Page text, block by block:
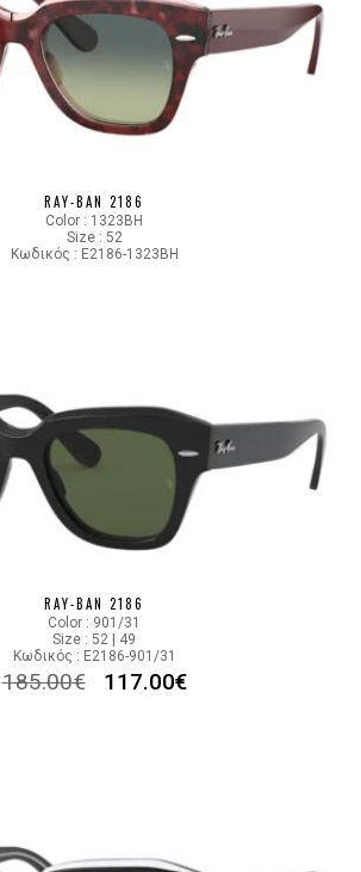
RAY-BAN 2186
Color : 1323BH
Size : 52
Κωδικός : E2186-1323BH
RAY-BAN 2186
Color : 901/31
Size : 52 | 49
Κωδικός : E2186-901/31
185.00€ 117.00€